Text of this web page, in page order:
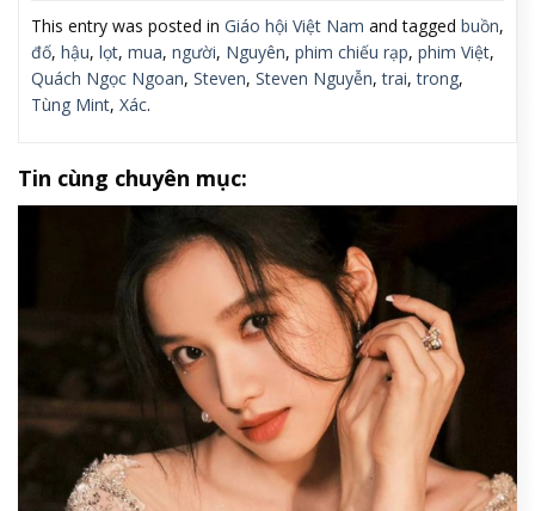
This entry was posted in Giáo hội Việt Nam and tagged buồn,
đố, hậu, lọt, mua, người, Nguyên, phim chiếu rạp, phim Việt,
Quách Ngọc Ngoan, Steven, Steven Nguyễn,trai,trong,
Tùng Mint, Xác.
Tin cùng chuyên mục: